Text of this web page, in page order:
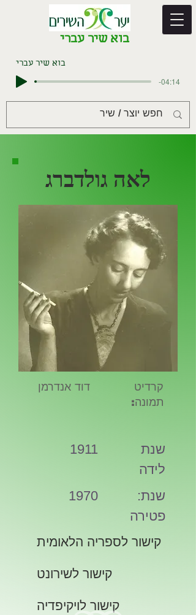
בוא שיר עברי
בוא שיר עברי
-04:14
לאה גולדברג
דוד אנדרמן
קרדיט
תמונה:
1911
שנת
לידה
1970
:שנת
פטירה
קישור לספריה הלאומית
קישור לשירונט
קישור לויקיפדיה